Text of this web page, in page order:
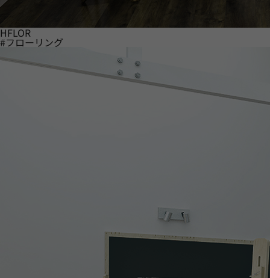
HFLOR
#フローリング